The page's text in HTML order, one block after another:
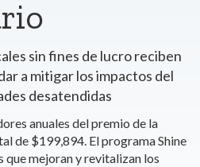
sin fines de lucro reciben
a mitigar los impactos del
desatendidas
anuales del premio de la
de $199,894. El programa Shine
mejoran y revitalizan los